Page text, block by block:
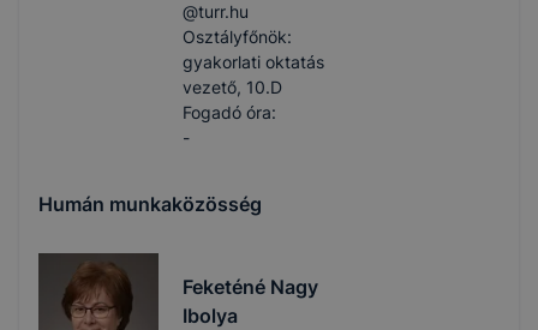
@turr.hu
Osztályfőnök:
gyakorlati oktatás
vezető, 10.D
Fogadó óra:
-
Humán munkaközösség
Feketéné Nagy
Ibolya